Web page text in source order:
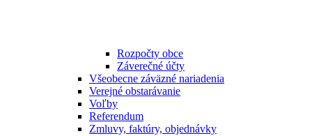
Rozpočty obce
Záverečné účty
Všeobecne záväzné nariadenia
Verejné obstarávanie
Voľby
Referendum
Zmluvy, faktúry, objednávky